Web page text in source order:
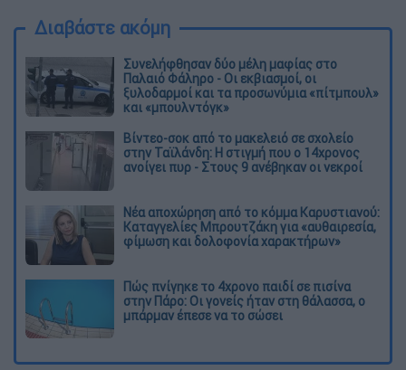
Διαβάστε ακόμη
Συνελήφθησαν δύο μέλη μαφίας στο
Παλαιό Φάληρο - Οι εκβιασμοί, οι
ξυλοδαρμοί και τα προσωνύμια «πίτμπουλ»
και «μπουλντόγκ»
Βίντεο-σοκ από το μακελειό σε σχολείο
στην Ταϊλάνδη: Η στιγμή που ο 14χρονος
ανοίγει πυρ - Στους 9 ανέβηκαν οι νεκροί
Νέα αποχώρηση από το κόμμα Καρυστιανού:
Καταγγελίες Μπρουτζάκη για «αυθαιρεσία,
φίμωση και δολοφονία χαρακτήρων»
Πώς πνίγηκε το 4χρονο παιδί σε πισίνα
στην Πάρο: Οι γονείς ήταν στη θάλασσα, ο
μπάρμαν έπεσε να το σώσει